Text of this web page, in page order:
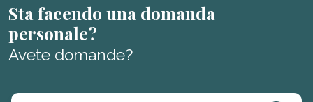
Sta facendo una domanda
personale?
Avete domande?